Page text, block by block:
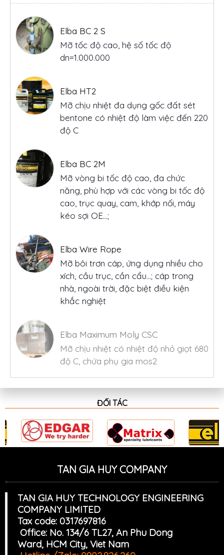
Elba BC 2 S
Mỡ tốc độ cao, hệ số tốc độ
dn=1.000.000
Elba HT2
Mỡ chịu nhiệt đa dụng gốc đất sét
bentone có nhiệt độ làm việc đến 220
độ C
Elba BC 2M
Mỡ vòng bi tốc độ cao, đa chức
năng, phù hợp với các vòng bi tốc độ
cao, trục quay, cam, khớp nối, máy
kéo sợi OE...;
Elba Wire Rope
Mỡ bôi trơn cáp, ứng dụng nhiều cho
xích, cầu trục, cần cẩu…; cáp trong
nhà, ngoài trời, đặc biệt điều kiện
khắc nghiệt
Elba Maximum Moly CSC
Mỡ chịu nhiệt có nhiệt độ nhỏ giọt 680
độ C, chứa phụ gia mos2
ĐỐI TÁC
TAN GIA HUY COMPANY
TAN GIA HUY TECHNOLOGY ENGINEERING
COMPANY LIMITED
Tax code: 0317697816
Office: No. 134/6 TL27, An Phu Dong
Ward, HCM City, Viet Nam